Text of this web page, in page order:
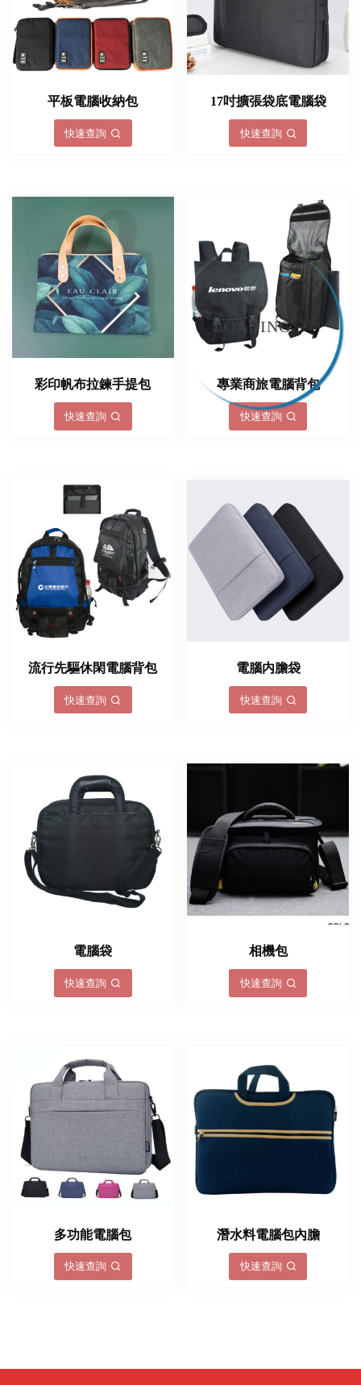
LOADING...
平板電腦收納包
快速查詢
17吋擴張袋底電腦袋
快速查詢
彩印帆布拉鍊手提包
快速查詢
專業商旅電腦背包
快速查詢
流行先驅休閑電腦背包
快速查詢
電腦内膽袋
快速查詢
電腦袋
快速查詢
相機包
快速查詢
多功能電腦包
快速查詢
潛水料電腦包內膽
快速查詢